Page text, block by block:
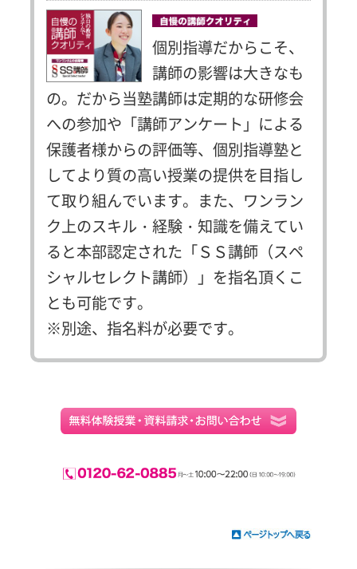
個別指導だからこそ、
講師の影響は大きなも
の。だから当塾講師は定期的な研修会
への参加や「講師アンケート」による
保護者様からの評価等、個別指導塾と
してより質の高い授業の提供を目指し
て取り組んでいます。また、ワンラン
ク上のスキル・経験・知識を備えてい
ると本部認定された「ＳＳ講師（スペ
シャルセレクト講師）」を指名頂くこ
とも可能です。
※別途、指名料が必要です。